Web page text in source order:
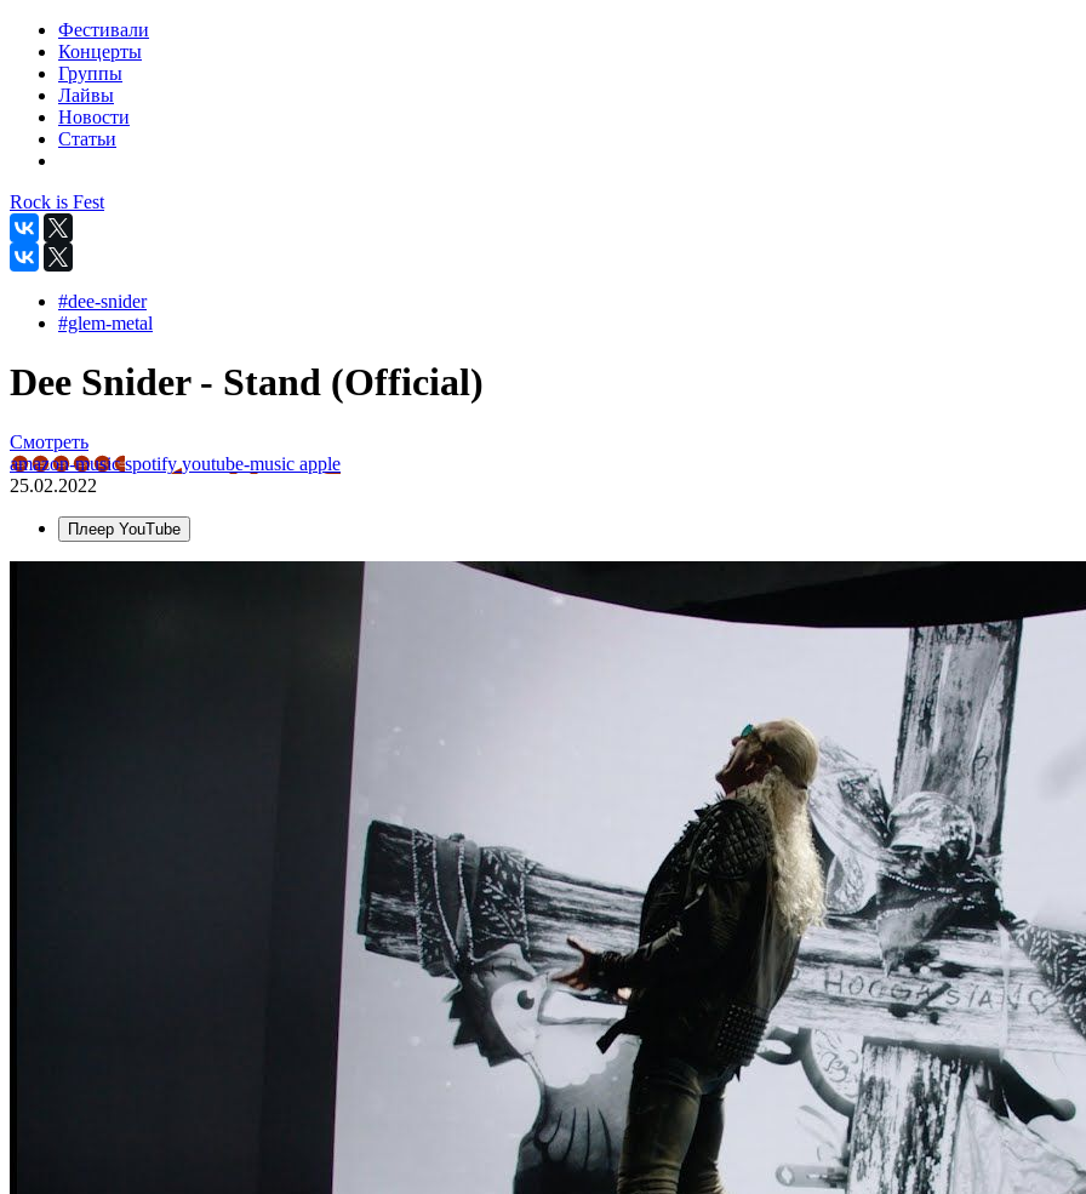
Фестивали
Концерты
Группы
Лайвы
Новости
Статьи
Rock is Fest
#dee-snider
#glem-metal
Dee Snider - Stand (Official)
Смотреть
amazon-musicspotifyyoutube-music apple
25.02.2022
Плеер YouTube